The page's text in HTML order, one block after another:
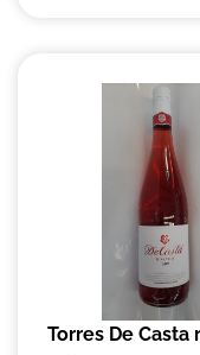
Torres De Casta